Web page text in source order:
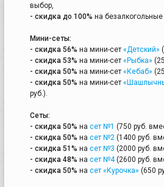
выбор,
- скидка до 100% на безалкогольные
Мини-сеты:
- скидка 56% на мини-сет «Детский»
- скидка 53% на мини-сет «Рыбка»
- скидка 50% на мини-сет «Кебаб»
- скидка 50% на мини-сет
руб.).
Сеты:
- скидка 50% на сет №1 (750 руб.
- скидка 50% на сет №2 (1400 руб.
- скидка 51% на сет №3 (2000 руб.
- скидка 48% на сет №4(2600 руб.
- скидка 50% на сет «Курочка» (650